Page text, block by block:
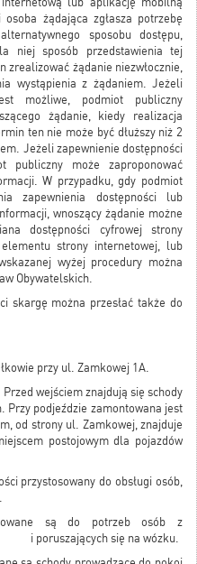
żądająca zgłasza potrzebę
sposobu dostępu,
niej sposób przedstawienia tej
zrealizować żądanie niezwłocznie,
wystąpienia z żądaniem. Jeżeli
możliwe, podmiot publiczny
żądanie, kiedy realizacja
ten nie może być dłuższy niż 2
Jeżeli zapewnienie dostępności
publiczny może zaproponować
W przypadku, gdy podmiot
zapewnienia dostępności lub
wnoszący żądanie możne
dostępności cyfrowej strony
strony internetowej, lub
wyżej procedury można
Obywatelskich.
skargę można przesłać także do
przy ul. Zamkowej 1A.
wejściem znajdują się schody
Przy podjeździe zamontowana jest
od strony ul. Zamkowej, znajduje
postojowym dla pojazdów
przystosowany do obsługi osób,
są do potrzeb osób z
się na wózku.